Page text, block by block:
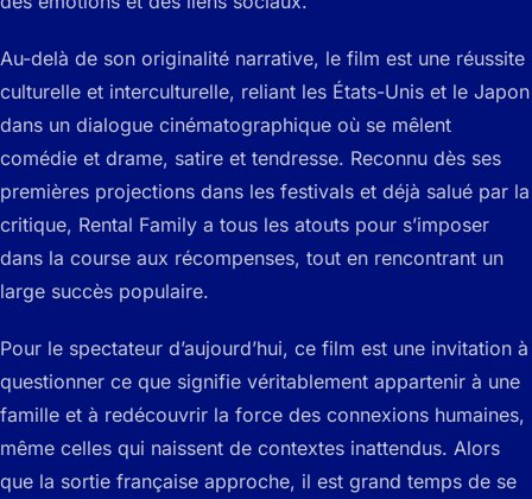
Au-delà de son originalité narrative, le film est une réussite
culturelle et interculturelle, reliant les États-Unis et le Japon
dans un dialogue cinématographique où se mêlent
comédie et drame, satire et tendresse. Reconnu dès ses
premières projections dans les festivals et déjà salué par la
critique, Rental Family a tous les atouts pour s’imposer
dans la course aux récompenses, tout en rencontrant un
large succès populaire.
Pour le spectateur d’aujourd’hui, ce film est une invitation à
questionner ce que signifie véritablement appartenir à une
famille et à redécouvrir la force des connexions humaines,
même celles qui naissent de contextes inattendus. Alors
que la sortie française approche, il est grand temps de se